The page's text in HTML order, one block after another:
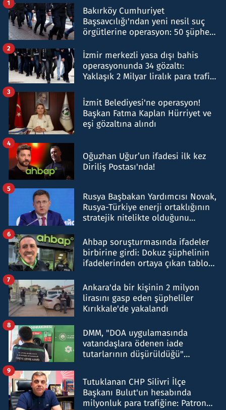
Bakırköy Cumhuriyet
Başsavcılığı'ndan yeni nesil suç
örgütlerine operasyon: 50 şüpheli
1
İzmir merkezli yasa dışı bahis
operasyonunda 34 gözaltı:
Yaklaşık 2 Milyar liralık para trafiği
2
İzmit Belediyesi'ne operasyon!
Başkan Fatma Kaplan Hürriyet ve
eşi gözaltına alındı
3
Oğuzhan Uğur’un ifadesi ilk kez
Diriliş Postası'nda!
4
Rusya Başbakan Yardımcısı Novak,
Rusya-Türkiye enerji ortaklığının
stratejik nitelikte olduğunu
5
Ahbap soruşturmasında ifadeler
birbirine girdi: Dokuz şüphelinin
ifadelerinden ortaya çıkan tablo
6
Ankara'da bir kişinin 2 milyon
lirasını gasp eden şüpheliler
Kırıkkale'de yakalandı
7
DMM, "DOA uygulamasında
vatandaşlara ödenen iade
tutarlarının düşürüldüğü"
8
Tutuklanan CHP Silivri İlçe
Başkanı Bulut'un hesabında
milyonluk para trafiğine: Patron
9